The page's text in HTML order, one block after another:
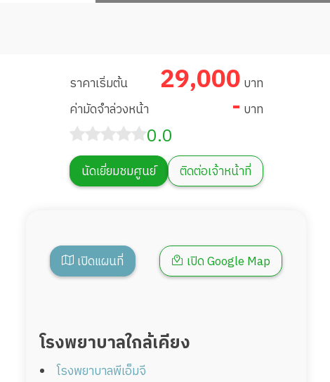
ราคาเริ่มต้น 29,000 บาท
ค่ามัดจำล่วงหน้า
- บาท
0.0
นัดเยี่ยมชมศูนย์ ติดต่อเจ้าหน้าที่
เปิดแผนที่ เปิด Google Map
โรงพยาบาลใกล้เคียง
โรงพยาบาลพีเอ็มจี